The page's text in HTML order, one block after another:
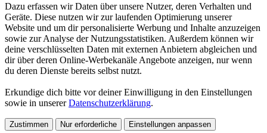
Dazu erfassen wir Daten über unsere Nutzer, deren Verhalten und
Geräte. Diese nutzen wir zur laufenden Optimierung unserer
Website und um dir personalisierte Werbung und Inhalte anzuzeigen
sowie zur Analyse der Nutzungsstatistiken. Außerdem können wir
deine verschlüsselten Daten mit externen Anbietern abgleichen und
dir über deren Online-Werbekanäle Angebote anzeigen, nur wenn
du deren Dienste bereits selbst nutzt.
Erkundige dich bitte vor deiner Einwilligung in den Einstellungen
sowie in unsererDatenschutzerklärung.
Zustimmen Nur erforderliche Einstellungen anpassen